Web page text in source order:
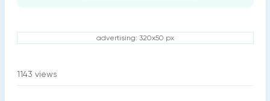
advertising: 320x50 px
1143 views